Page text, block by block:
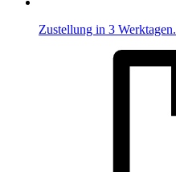
Zustellung in 3 Werktagen.